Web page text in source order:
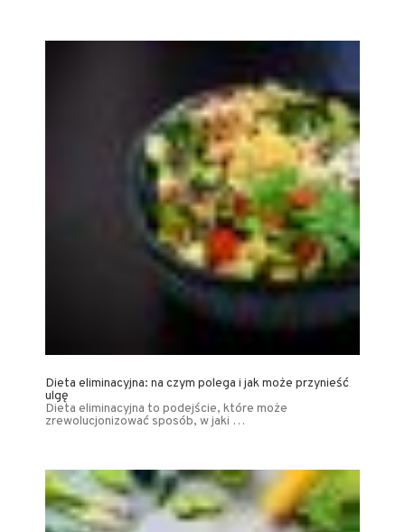
Dieta eliminacyjna: na czym polega i jak może przynieść
ulgę
Dieta eliminacyjna to podejście, które może
zrewolucjonizować sposób, w jaki …